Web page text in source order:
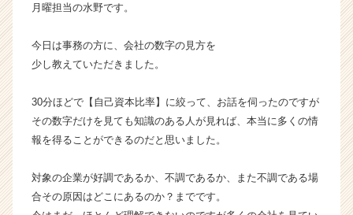
活
イ
チ
ア
キ
リ
ア
（C
月曜担当の水野です。
今日は事務の方に、会社の数字の見方を
少し教えていただきました。
30分ほどで【自己資本比率】に絞って、お話を伺ったのですが
その数字だけを見ても知識のある人が見れば、本当に多くの情
報を得ることができるのだと思いました。
対象の企業が好調であるか、不調であるか、また不調である場
合その原因はどこにあるのか？までです。